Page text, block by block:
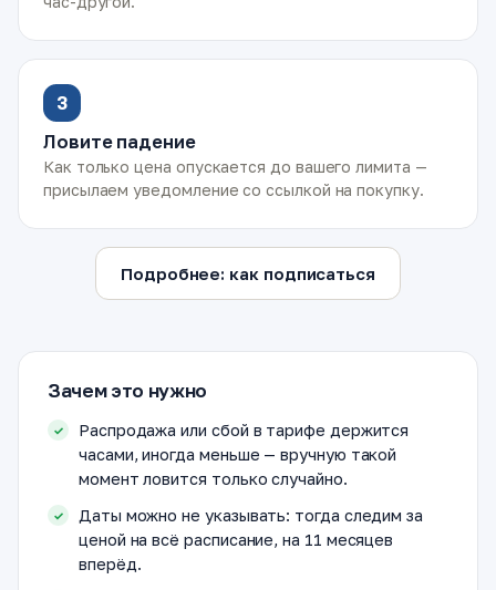
3
Ловите падение
Как только цена опускается до вашего лимита —
присылаем уведомление со ссылкой на покупку.
Подробнее: как подписаться
Зачем это нужно
Распродажа или сбой в тарифе держится
часами, иногда меньше — вручную такой
момент ловится только случайно.
Даты можно не указывать: тогда следим за
ценой на всё расписание, на 11 месяцев
вперёд.